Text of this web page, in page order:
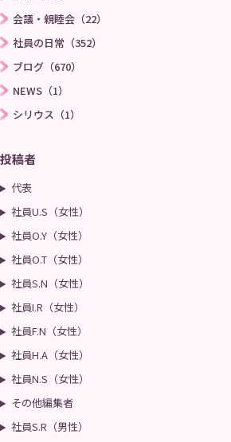
会議・親睦会（22）
社員の日常（352）
ブログ（670）
NEWS（1）
シリウス（1）
投稿者
代表
社員U.S（女性）
社員O.Y（女性）
社員O.T（女性）
社員S.N（女性）
社員I.R（女性）
社員F.N（女性）
社員H.A（女性）
社員N.S（女性）
その他編集者
社員S.R（男性）